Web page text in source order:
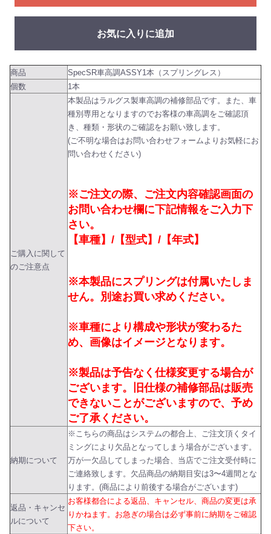
お気に入りに追加
商品
SpecSR車高調ASSY1本（スプリングレス）
個数
1本
ご購入に関して
のご注意点
本製品はラルグス製車高調の補修部品です。また、車
種別専用となりますのでお客様の車高調をご確認頂
き、種類・形状のご確認をお願い致します。
(ご不明な場合はお問い合わせフォームよりお気軽にお
問い合わせください)
※ご注文の際、ご注文内容確認画面の
お問い合わせ欄に下記情報をご入力下
さい。
【車種】/【型式】/【年式】
※本製品にスプリングは付属いたしま
せん。別途お買い求めください。
※車種により構成や形状が変わるた
め、画像はイメージとなります。
※製品は予告なく仕様変更する場合が
ございます。旧仕様の補修部品は販売
できないことがございますので、予め
ご了承ください。
納期について
※こちらの商品はシステムの都合上、ご注文頂くタイ
ミングにより欠品となってしまう場合がございます。
万が一欠品してしまった場合、当店でご注文受付時に
ご連絡致します。欠品商品の納期目安は3〜4週間とな
ります。(商品により前後する場合がございます)
返品・キャンセ
ルについて
お客様都合による返品、キャンセル、商品の変更は承
りかねます。お急ぎの場合は必ず事前に納期をご確認
下さい。